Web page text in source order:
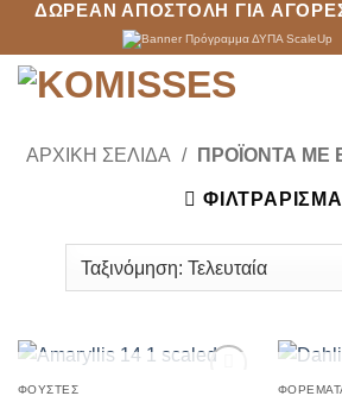
Μετάβαση
περιεχόμενο
ΔΩΡΕΆΝ ΑΠΟΣΤΟΛΉ ΓΙΑ
ΑΡΧΙΚΉ ΣΕΛΊΔΑ / ΠΡΟΪΌΝΤΑ ΜΕ
ΦΙΛΤΡΆΡΙΣΜΑ
ΕΞΑΝΤΛΗΜΈΝΟ
ΦΟΎΣΤΕΣ